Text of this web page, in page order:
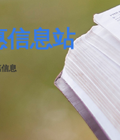
信息站
息